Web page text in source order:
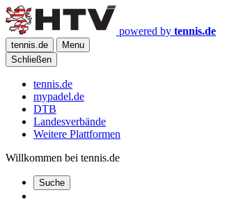
powered by tennis.de
tennis.de
Menu
Schließen
tennis.de
mypadel.de
DTB
Landesverbände
Weitere Plattformen
Willkommen bei tennis.de
Suche